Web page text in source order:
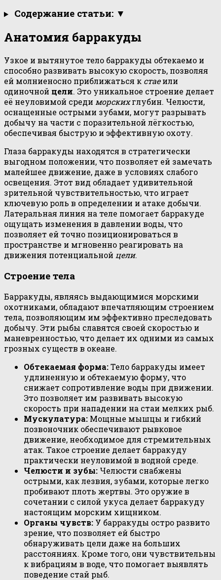
Содержание статьи: ▼
Анатомия барракуды
Узкое и вытянутое тело барракуды обтекаемо и
способно развивать высокую скорость, позволяя
ей молниеносно приближаться к стаеили
одиночной цели. Это уникальное строение делает
её неуловимой среди морскихглубин. Челюсти,
оснащенные острыми зубами, могут разрывать
добычу на части с поразительной лёгкостью,
обеспечивая быструю и эффективную охоту.
Глаза барракуды находятся в стратегически
выгодном положении, что позволяет ей замечать
малейшее движение, даже в условиях слабого
освещения. Этот вид обладает удивительной
зрительной чувствительностью, что играет
ключевую роль в определении и атаке добычи.
Латеральная линия на теле помогает барракуде
ощущать изменения в давлении воды, что
позволяет ей точно позиционироваться в
пространстве и мгновенно реагировать на
движения потенциальной цели.
Строение тела
Барракуды, являясь выдающимися морскими
охотниками, обладают впечатляющим строением
тела, позволяющим им эффективно преследовать
добычу. Эти рыбы славятся своей скоростью и
маневренностью, что делает их одними из самых
грозных существ в океане.
Обтекаемая форма:Тело барракуды имеет
удлиненную и обтекаемую форму, что
снижает сопротивление воды при движении.
Это позволяет им развивать высокую
скорость при нападении на стаи мелких рыб.
Мускулатура: Мощные мышцы и гибкий
позвоночник обеспечивают рывковое
движение, необходимое для стремительных
атак. Такое строение делает барракуду
практически неуловимой в водной среде.
Челюсти и зубы: Челюсти снабжены
острыми, как лезвия, зубами, которые легко
пробивают плоть жертвы. Это оружие в
сочетании с силой укуса делает барракуду
настоящим морским хищником.
Органы чувств: У барракуды остро развито
зрение, что позволяет ей быстро
обнаруживать цели даже на больших
расстояниях. Кроме того, они чувствительны
к вибрациям в воде, что помогает выявлять
поведение стай рыб.